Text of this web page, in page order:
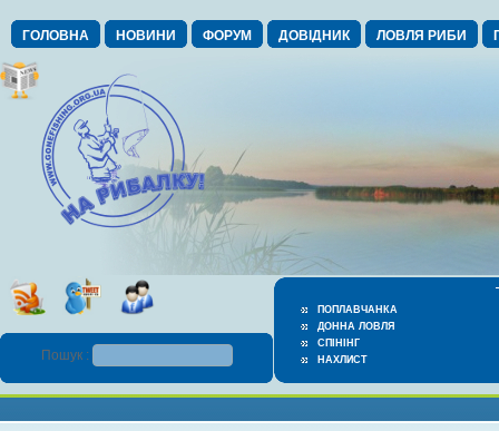
ГОЛОВНА НОВИНИ ФОРУМ ДОВІДНИК ЛОВЛЯ РИБИ
ПОПЛАВЧАНКА
ДОННА ЛОВЛЯ
СПІНІНГ
НАХЛИСТ
Пошук :